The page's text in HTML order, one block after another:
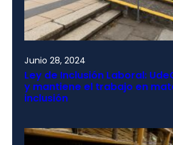
Junio 28, 2024
Ley de Inclusión Laboral:
y mantiene el trabajo en
inclusión